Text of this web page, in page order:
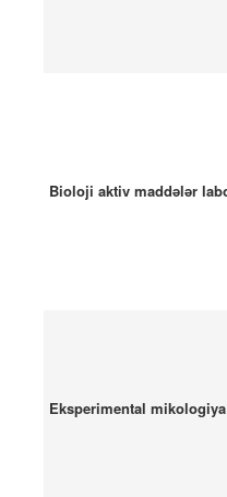
Bioloji aktiv maddələr
Eksperimental